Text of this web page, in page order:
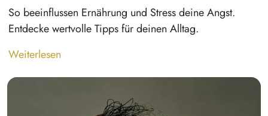
So beeinflussen Ernährung und Stress deine Angst.
Entdecke wertvolle Tipps für deinen Alltag.
Weiterlesen